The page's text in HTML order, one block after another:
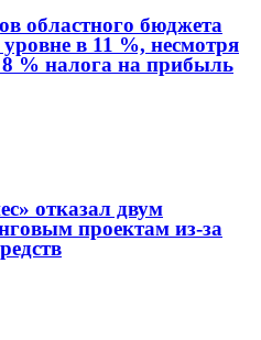
областного бюджета
уровне в 11 %, несмотря
% налога на прибыль
отказал двум
проектам из-за